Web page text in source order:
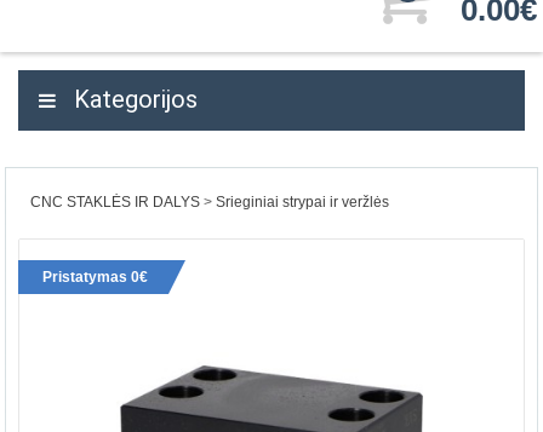
0.00€
Kategorijos
CNC STAKLĖS IR DALYS Srieginiai strypai ir veržlės
Pristatymas 0€